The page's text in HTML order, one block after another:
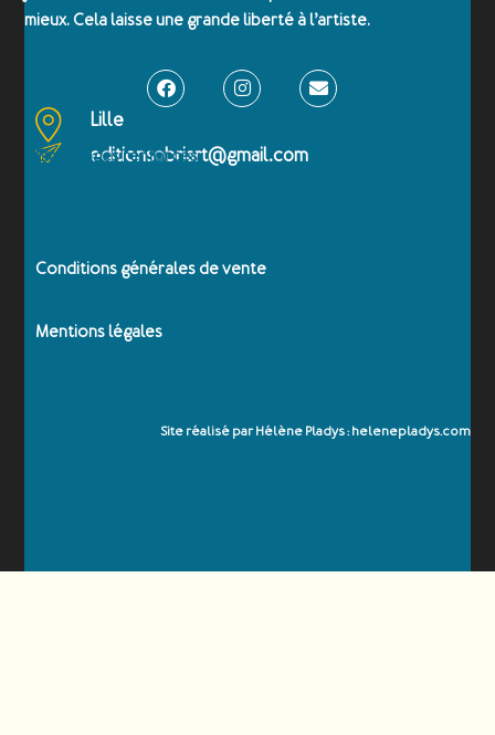
mieux. Cela laisse une grande liberté à l’artiste.
Lille
editionsobriart@gmail.com
Emballages renforcés
Conditions générales de vente
Mentions légales
Site réalisé par Hélène Pladys : helenepladys.com